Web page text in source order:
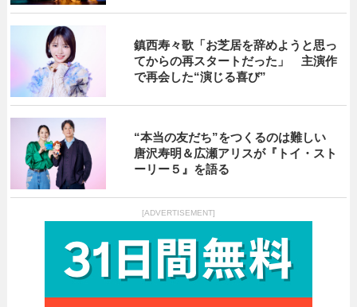
鎮西寿々歌「お芝居を辞めようと思っ
てからの再スタートだった」 主演作
で再会した“演じる喜び”
“本当の友だち”をつくるのは難しい
唐沢寿明＆広瀬アリスが『トイ・スト
ーリー５』を語る
[ADVERTISEMENT]